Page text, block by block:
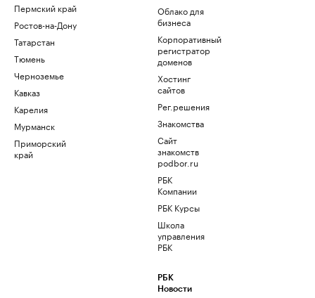
Пермский край
Ростов-на-Дону
Татарстан
Тюмень
Черноземье
Кавказ
Карелия
Мурманск
Приморский
край
Облако для
бизнеса
Корпоративный
регистратор
доменов
Хостинг
сайтов
Рег.решения
Знакомства
Сайт
знакомств
podbor.ru
РБК
Компании
РБК Курсы
Школа
управления
РБК
РБК
Новости